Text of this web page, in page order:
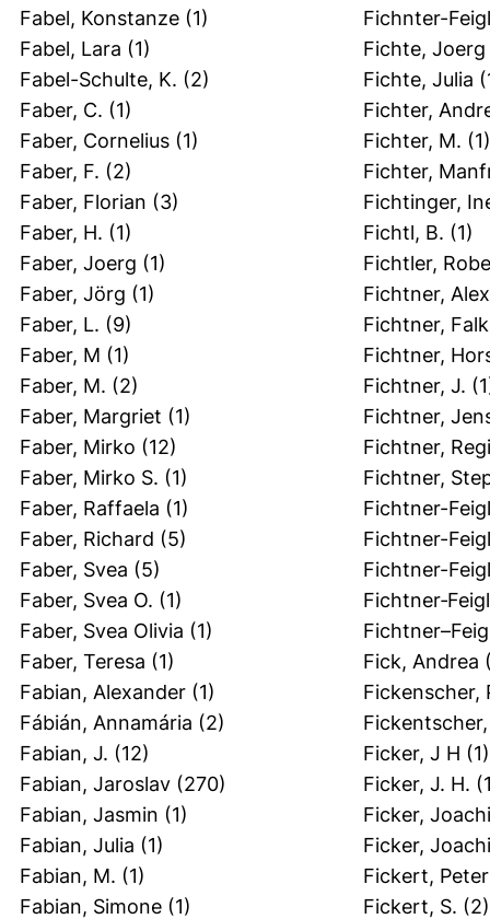
Fabel, Konstanze (1)
Fabel, Lara (1)
Fabel-Schulte, K. (2)
Faber, C. (1)
Faber, Cornelius (1)
Faber, F. (2)
Faber, Florian (3)
Faber, H. (1)
Faber, Joerg (1)
Faber, Jörg (1)
Faber, L. (9)
Faber, M (1)
Faber, M. (2)
Faber, Margriet (1)
Faber, Mirko (12)
Faber, Mirko S. (1)
Faber, Raffaela (1)
Faber, Richard (5)
Faber, Svea (5)
Faber, Svea O. (1)
Faber, Svea Olivia (1)
Faber, Teresa (1)
Fabian, Alexander (1)
Fábián, Annamária (2)
Fabian, J. (12)
Fabian, Jaroslav (270)
Fabian, Jasmin (1)
Fabian, Julia (1)
Fabian, M. (1)
Fabian, Simone (1)
Fichnter-
Fichte, Joerg
Fichte, Julia
Fichter,
Fichter, M. (1)
Fichter,
Fichtinger,
Fichtl, B. (1)
Fichtler,
Fichtner,
Fichtner, Falk
Fichtner,
Fichtner, J.
Fichtner,
Fichtner,
Fichtner,
Fichtner-
Fichtner-
Fichtner-
Fick, Andrea
Fickenscher,
Ficker, J H (1)
Ficker, J. H.
Ficker,
Ficker,
Fickert, Peter
Fickert, S. (2)